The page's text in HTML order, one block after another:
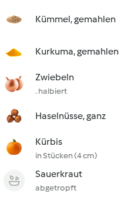
Kümmel, gemahlen
Kurkuma, gemahlen
Zwiebeln
. halbiert
Haselnüsse, ganz
Kürbis
in Stücken (4 cm)
Sauerkraut
abgetropft